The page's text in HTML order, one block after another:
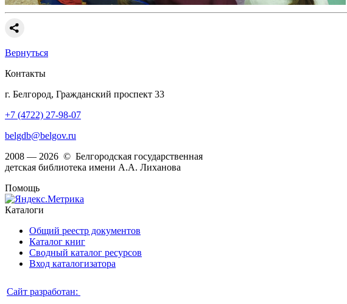
Вернуться
Контакты
г. Белгород, Гражданский проспект 33
+7 (4722) 27-98-07
belgdb@belgov.ru
2008 — 2026 © Белгородская государственная
детская библиотека имени А.А. Лиханова
Помощь
Каталоги
Общий реестр документов
Каталог книг
Сводный каталог ресурсов
Вход каталогизатора
Сайт разработан: